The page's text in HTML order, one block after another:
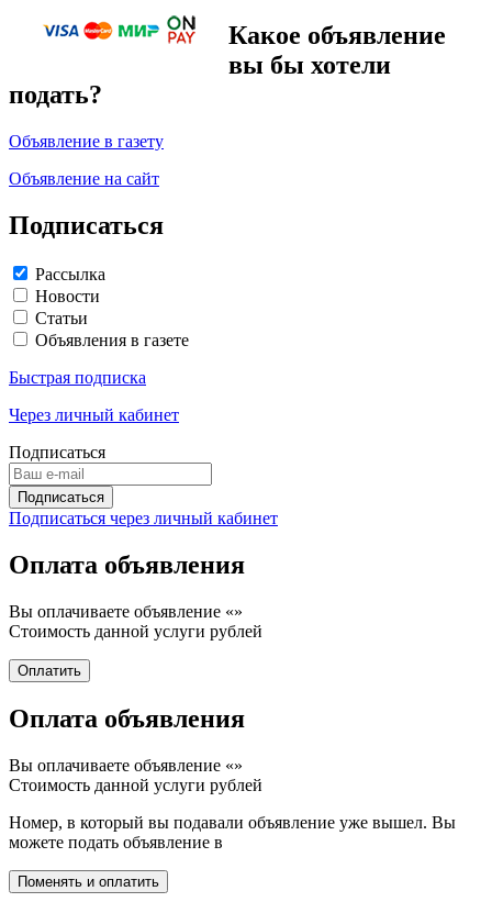
Какое объявление
вы бы хотели
подать?
Объявление в газету
Объявление на сайт
Подписаться
Рассылка
Новости
Статьи
Объявления в газете
Быстрая подписка
Через личный кабинет
Подписаться
Подписаться через личный кабинет
Оплата объявления
Вы оплачиваете объявление «»
Стоимость данной услуги рублей
Оплата объявления
Вы оплачиваете объявление «»
Стоимость данной услуги рублей
Номер, в который вы подавали объявление уже вышел. Вы
можете подать объявление в